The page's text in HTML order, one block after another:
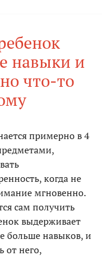
навыки и
что-то
примерно в 4
когда не
мгновенно.
сам получить
выдерживает
больше навыков, и
от него,